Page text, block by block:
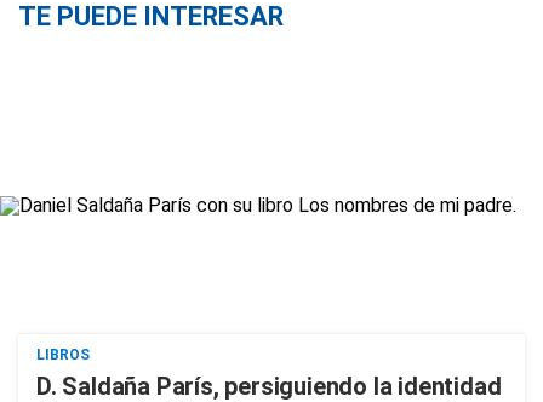
TE PUEDE INTERESAR
LIBROS
D. Saldaña París, persiguiendo la identidad